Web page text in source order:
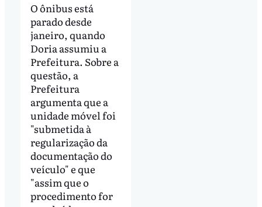
O ônibus está
parado desde
janeiro, quando
Doria assumiu a
Prefeitura. Sobre a
questão, a
Prefeitura
argumenta que a
unidade móvel foi
"submetida à
regularização da
documentação do
veículo" e que
"assim que o
procedimento for